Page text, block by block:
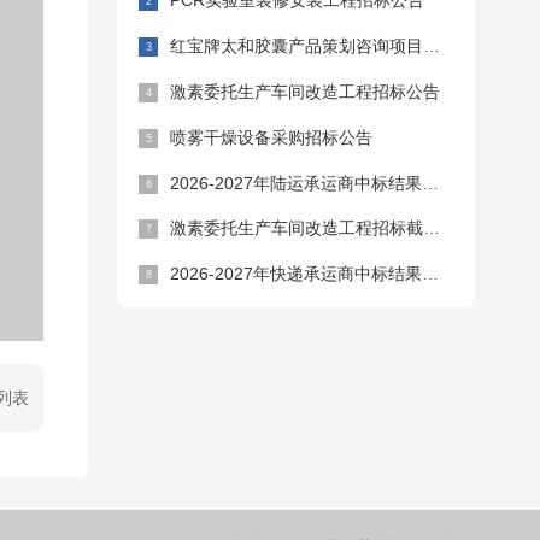
表
红宝牌太和胶囊产品策划咨询项目招标公告
激素委托生产车间改造工程招标公告
喷雾干燥设备采购招标公告
2026-2027年陆运承运商中标结果公告
激素委托生产车间改造工程招标截止时间延期公告
2026-2027年快递承运商中标结果公告